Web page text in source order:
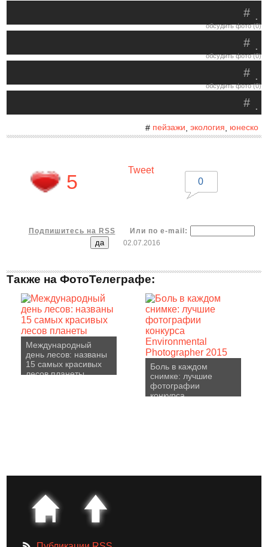
.
#
обсудить фото (0)
.
#
обсудить фото (0)
.
#
обсудить фото (0)
.
#
# пейзажи экология юнеско
5
Tweet
0
Подпишитесь на RSS
Или по e-mail:
02.07.2016
Также на ФотоТелеграфе:
Международный
день лесов: названы
15 самых красивых
лесов планеты
Боль в каждом
снимке: лучшие
фотографии
конкурса